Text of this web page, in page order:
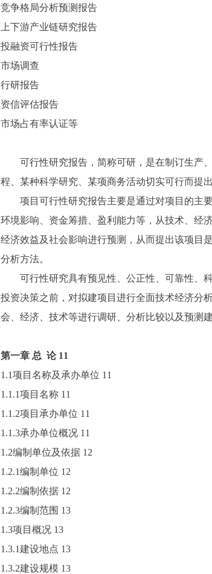
竞争格局分析预测报告
上下游产业链研究报告
投融资可行性报告
市场调查
行研报告
资信评估报告
市场占有率认证等
可行性研究报告，简称可研，是在制订生产
程、某种科学研究、某项商务活动切实可行而提
项目可行性研究报告主要是通过对项目的主要
环境影响、资金筹措、盈利能力等，从技术、经
经济效益及社会影响进行预测，从而提出该项目
分析方法。
可行性研究具有预见性、公正性、可靠性、科
投资决策之前，对拟建项目进行全面技术经济分
会、经济、技术等进行调研、分析比较以及预测
第一章 总 论 11
1.1项目名称及承办单位 11
1.1.1项目名称 11
1.1.2项目承办单位 11
1.1.3承办单位概况 11
1.2编制单位及依据 12
1.2.1编制单位 12
1.2.2编制依据 12
1.2.3编制范围 13
1.3项目概况 13
1.3.1建设地点 13
1.3.2建设规模 13